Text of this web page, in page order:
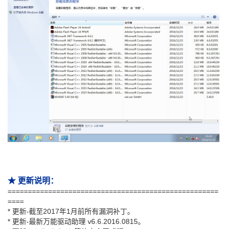
★ 更新说明：
====================================================
====
* 更新-截至2017年1月前所有漏洞补丁。
* 更新-最新万能驱动助理 v6.6.2016.0815。